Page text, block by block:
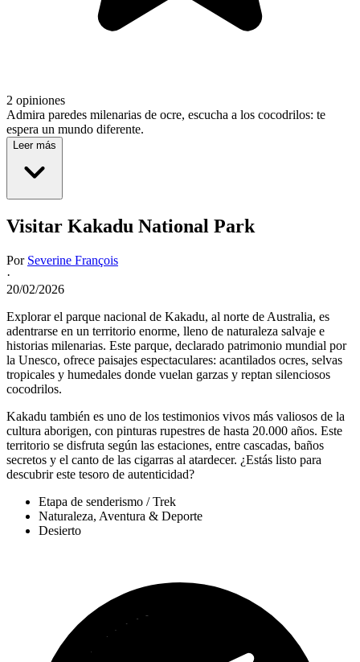
2 opiniones
Admira paredes milenarias de ocre, escucha a los cocodrilos: te
espera un mundo diferente.
Leer más
Visitar Kakadu National Park
Por Severine François
·
20/02/2026
Explorar el parque nacional de Kakadu, al norte de Australia, es
adentrarse en un territorio enorme, lleno de naturaleza salvaje e
historias milenarias. Este parque, declarado patrimonio mundial por
la Unesco, ofrece paisajes espectaculares: acantilados ocres, selvas
tropicales y humedales donde vuelan garzas y reptan silenciosos
cocodrilos.
Kakadu también es uno de los testimonios vivos más valiosos de la
cultura aborigen, con pinturas rupestres de hasta 20.000 años. Este
territorio se disfruta según las estaciones, entre cascadas, baños
secretos y el canto de las cigarras al atardecer. ¿Estás listo para
descubrir este tesoro de autenticidad?
Etapa de senderismo / Trek
Naturaleza, Aventura & Deporte
Desierto